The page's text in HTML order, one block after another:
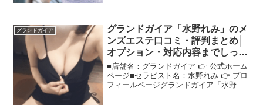
グランドガイア
グランドガイア「水野れみ」のメ
ンズエステ口コミ・評判まとめ│
オプション・対応内容までしっか
り調査！
■店舗名：グランドガイア 👉 公式ホーム
ページ■セラピスト名：水野れみ 👉 プロ
フィールページグランドガイア「水野れ